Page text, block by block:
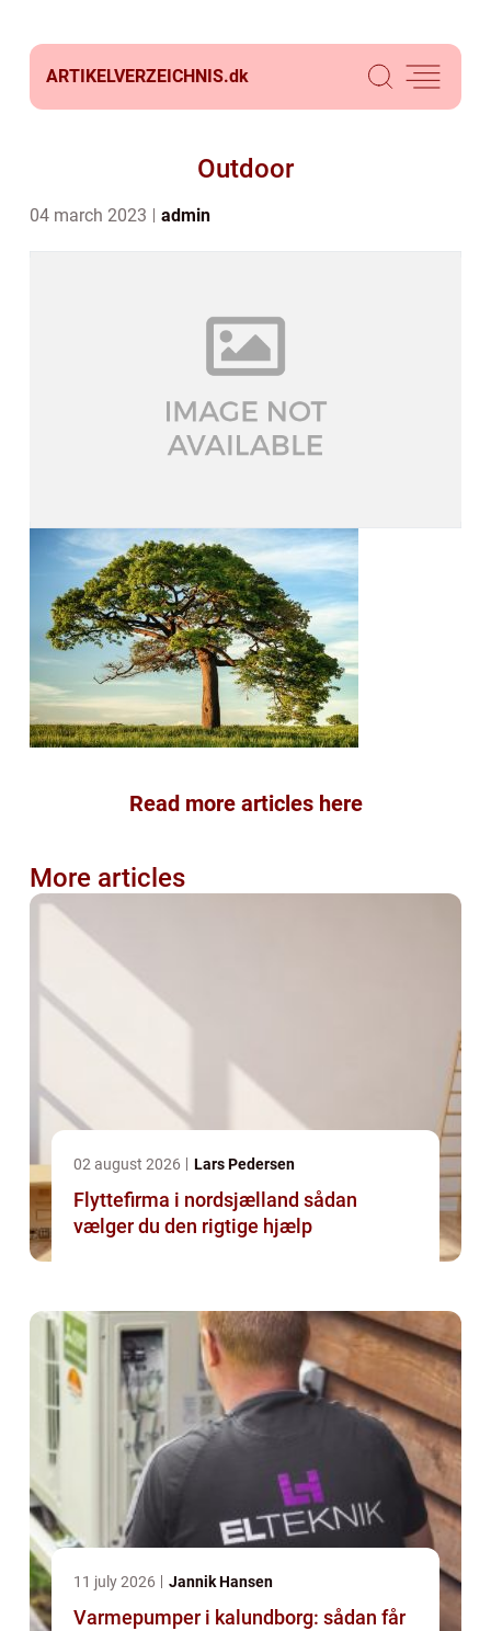
ARTIKELVERZEICHNIS.dk
Outdoor
04 march 2023 admin
Read more articles here
More articles
02 august 2026 Lars Pedersen
Flyttefirma i nordsjælland sådan
vælger du den rigtige hjælp
11 july 2026 Jannik Hansen
Varmepumper i kalundborg: sådan får